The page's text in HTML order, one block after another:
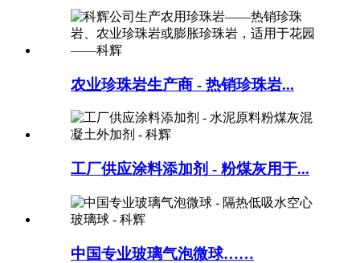
农业珍珠岩生产商 - 热销珍珠岩...
工厂供应涂料添加剂 - 粉煤灰用于...
中国专业玻璃气泡微球……